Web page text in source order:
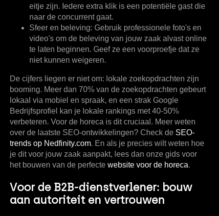
eitje zijn. Iedere extra klik is een potentiële gast die
naar de concurrent gaat.
Sfeer en beleving: Gebruik professionele foto's en
video's om de beleving van jouw zaak alvast online
te laten beginnen. Geef ze een voorproefje dat ze
niet kunnen weigeren.
De cijfers liegen er niet om: lokale zoekopdrachten zijn
booming. Meer dan 70% van de zoekopdrachten gebeurt
lokaal via mobiel en spraak, en een strak Google
Bedrijfsprofiel kan je lokale rankings met40-50%
verbeteren. Voor de horeca is dit cruciaal. Meer weten
over de laatste SEO-ontwikkelingen? Check de SEO-
trends op Nedfinity.com. En als je precies wilt weten hoe
je dit voor jouw zaak aanpakt, lees dan onze gids voor
het bouwen van de perfecte website voor de horeca.
Voor de B2B-dienstverlener: bouw
aan autoriteit en vertrouwen